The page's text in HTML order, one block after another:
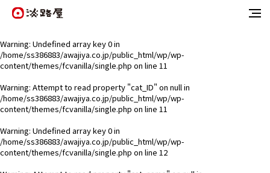
Warning: Undefined array key 0 in
/home/ss386883/awajiya.co.jp/public_html/wp/wp-
content/themes/fcvanilla/single.php on line 11
Warning: Attempt to read property "cat_ID" on null in
/home/ss386883/awajiya.co.jp/public_html/wp/wp-
content/themes/fcvanilla/single.php on line 11
Warning: Undefined array key 0 in
/home/ss386883/awajiya.co.jp/public_html/wp/wp-
content/themes/fcvanilla/single.php on line 12